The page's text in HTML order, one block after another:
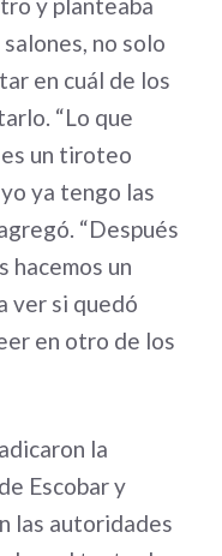
no solo
en cuál de los
“Lo que
un tiroteo
ya tengo las
“Después
hacemos un
ver si quedó
en otro de los
la
Escobar y
las autoridades